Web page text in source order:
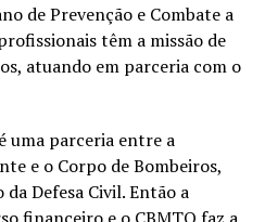
de Prevenção e Combate a
têm a missão de
atuando em parceria com o
uma parceria entre a
e o Corpo de Bombeiros,
Defesa Civil. Então a